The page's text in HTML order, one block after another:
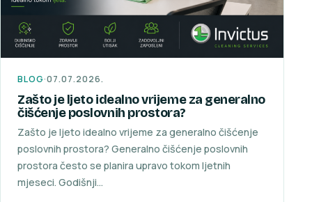
BLOG·07.07.2026.
Zašto je ljeto idealno vrijeme za generalno
čišćenje poslovnih prostora?
Zašto je ljeto idealno vrijeme za generalno čišćenje
poslovnih prostora? Generalno čišćenje poslovnih
prostora često se planira upravo tokom ljetnih
mjeseci. Godišnji…